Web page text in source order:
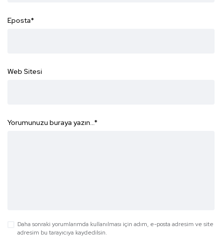
Eposta*
Web Sitesi
Yorumunuzu buraya yazın...*
Daha sonraki yorumlarımda kullanılması için adım, e-posta adresim ve site
adresim bu tarayıcıya kaydedilsin.